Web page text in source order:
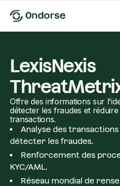
LexisNexis
Offre des informations sur
détecter les fraudes et
transactions.
Analyse des
détecter les fraudes.
Renforcement des
KYC/AML.
Réseau mondial de